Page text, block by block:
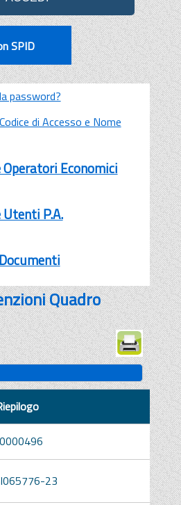
SPID
password?
di Accesso e Nome
Economici
P.A.
Quadro
23